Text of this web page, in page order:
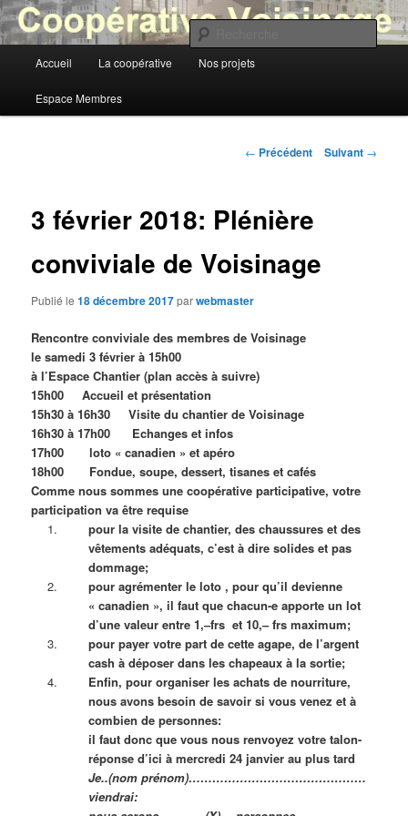
Aller
au
contenu
principalCoopérative Voisinage
Accueil La coopérative Nos projets
Espace Membres
Navigation
← Précédent Suivant →
3 février 2018: Plénière
conviviale de Voisinage
Publié le18 décembre 2017parwebmaster
Rencontre conviviale des membres de Voisinage
le samedi 3 février à 15h00
à l’Espace Chantier(plan accès à suivre)
15h00 Accueil et présentation
15h30 à 16h30 Visite du chantier de Voisinage
16h30 à 17h00 Echanges et infos
17h00 loto « canadien » et apéro
18h00 Fondue, soupe, dessert, tisanes et cafés
Comme nous sommes une coopérative participative, votre
participation va être requise
pour la visite de chantier, des chaussures et des
vêtements adéquats, c’est à dire solides et pas
dommage;
pour agrémenter le loto , pour qu’il devienne
« canadien », il faut que chacun-e apporte un lot
d’une valeur entre 1,–frs et 10,– frs maximum;
pour payer votre part de cette agape, de l’argent
cash à déposer dans les chapeaux à la sortie;
Enfin, pour organiser les achats de nourriture,
nous avons besoin de savoir si vous venez et à
combien de personnes:
il faut donc que vous nous renvoyez votre talon-
réponse d’ici à mercredi 24 janvier au plus tard
Je..(nom prénom)………………………………………
viendrai: